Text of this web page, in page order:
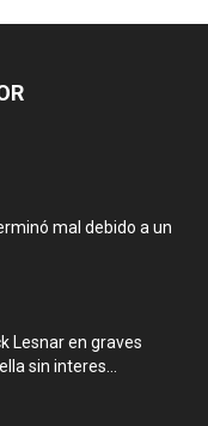
mal debido a un
Lesnar en graves
sin interes...